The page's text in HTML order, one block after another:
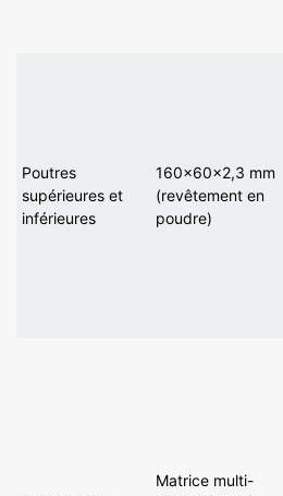
Poutres
supérieures et
inférieures
160×60×2,3 mm
(revêtement en
poudre)
Matrice multi-